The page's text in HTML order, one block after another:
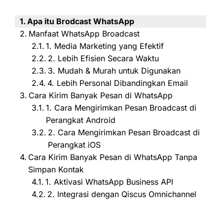
Apa itu Brodcast WhatsApp
Manfaat WhatsApp Broadcast
1. Media Marketing yang Efektif
2. Lebih Efisien Secara Waktu
3. Mudah & Murah untuk Digunakan
4. Lebih Personal Dibandingkan Email
Cara Kirim Banyak Pesan di WhatsApp
1. Cara Mengirimkan Pesan Broadcast di
Perangkat Android
2. Cara Mengirimkan Pesan Broadcast di
Perangkat iOS
Cara Kirim Banyak Pesan di WhatsApp Tanpa
Simpan Kontak
1. Aktivasi WhatsApp Business API
2. Integrasi dengan Qiscus Omnichannel